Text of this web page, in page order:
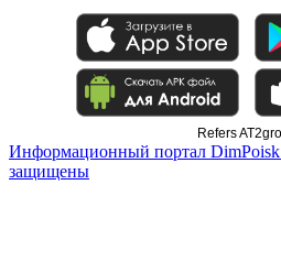
Refers
Информационный портал
защищены